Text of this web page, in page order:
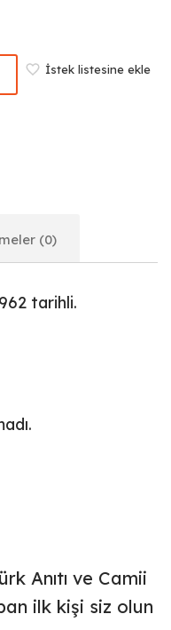
İstek listesine ekle
(0)
tarihli.
Anıtı ve Camii
ilk kişi siz olun